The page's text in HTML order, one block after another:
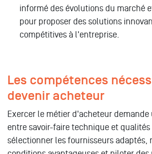
informé des évolutions du marché
pour proposer des solutions
compétitives à l'entreprise.
Les compétences
devenir acheteur
Exercer le métier d'acheteur
entre savoir-faire technique et
sélectionner les fournisseurs adaptés,